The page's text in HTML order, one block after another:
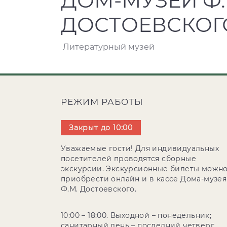
Литературный музей
РЕЖИМ РАБОТЫ
Закрыт до 10:00
Уважаемые гости! Для индивидуальных
посетителей проводятся сборные
экскурсии. Экскурсионные билеты можно
приобрести онлайн и в кассе Дома-музея
Ф.М. Достоевского.
10:00 – 18:00. Выходной – понедельник;